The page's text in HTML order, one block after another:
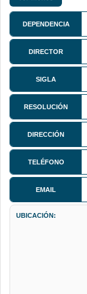
DEPENDENCIA
DIRECTOR
SIGLA
RESOLUCIÓN
DIRECCIÓN
TELÉFONO
EMAIL
UBICACIÓN: